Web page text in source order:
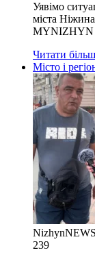
Уявімо
міста
Читати
Місто і
NizhynNEWS
239